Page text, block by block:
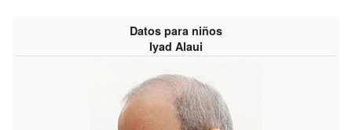
Datos para niños
Iyad Alaui